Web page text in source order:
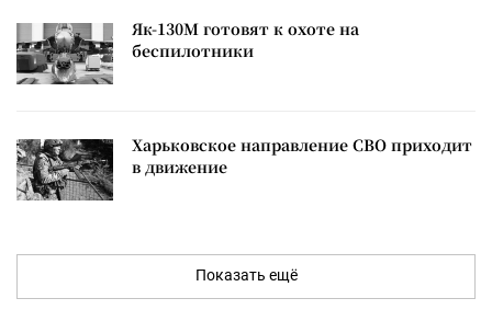
Як-130М готовят к охоте на
беспилотники
Харьковское направление СВО приходит
в движение
Показать ещё